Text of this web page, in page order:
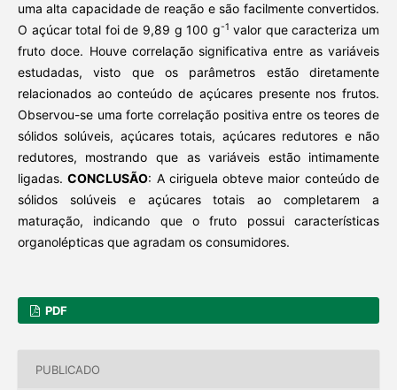
uma alta capacidade de reação e são facilmente convertidos.
O açúcar total foi de 9,89 g 100 g-1 valor que caracteriza um
fruto doce. Houve correlação significativa entre as variáveis
estudadas, visto que os parâmetros estão diretamente
relacionados ao conteúdo de açúcares presente nos frutos.
Observou-se uma forte correlação positiva entre os teores de
sólidos solúveis, açúcares totais, açúcares redutores e não
redutores, mostrando que as variáveis estão intimamente
ligadas.CONCLUSÃO: A ciriguela obteve maior conteúdo de
sólidos solúveis e açúcares totais ao completarem a
maturação, indicando que o fruto possui características
organolépticas que agradam os consumidores.
PDF
PUBLICADO